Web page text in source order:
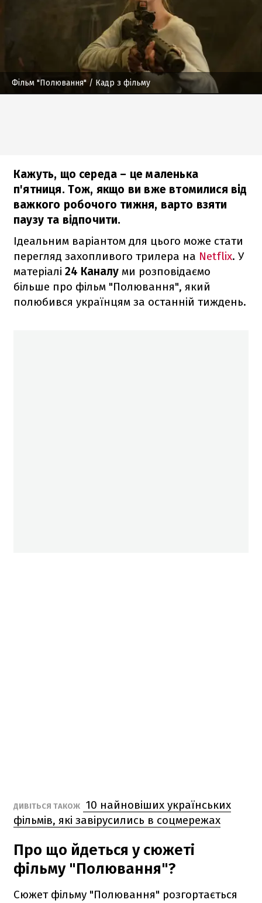
Фільм "Полювання" / Кадр з фільму
Кажуть, що середа – це маленька
п'ятниця. Тож, якщо ви вже втомилися від
важкого робочого тижня, варто взяти
паузу та відпочити.
Ідеальним варіантом для цього може стати
перегляд захопливого трилера на Netflix. У
матеріалі 24 Каналу ми розповідаємо
більше про фільм "Полювання", який
полюбився українцям за останній тиждень.
ДИВІТЬСЯ ТАКОЖ
10 найновіших українських
фільмів, які завірусились в соцмережах
Про що йдеться у сюжеті
фільму "Полювання"?
Сюжет фільму "Полювання" розгортається